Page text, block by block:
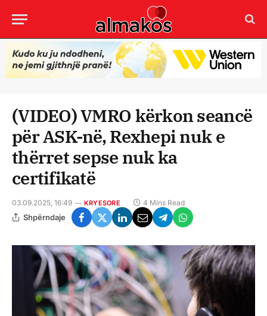
(VIDEO) VMRO kërkon seancë
për ASK-në, Rexhepi nuk e
thërret sepse nuk ka
certifikatë
03.09.2025, 16:49 KRYESORE 4 Mins Read
Shpërndaje